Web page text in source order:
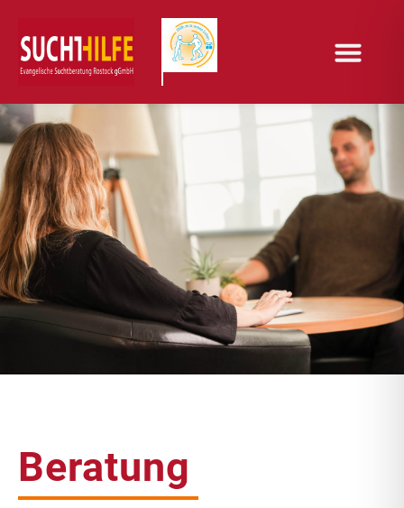
Beratung